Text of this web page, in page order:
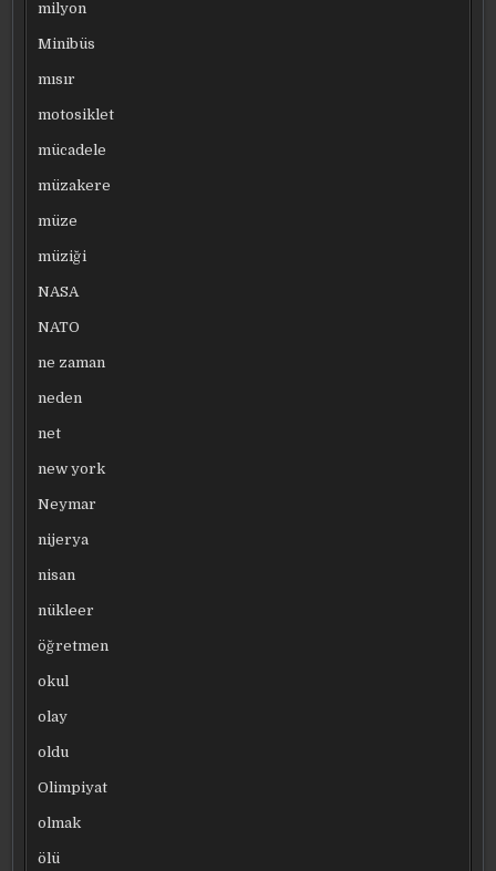
milyon
Minibüs
mısır
motosiklet
mücadele
müzakere
müze
müziği
NASA
NATO
ne zaman
neden
net
new york
Neymar
nijerya
nisan
nükleer
öğretmen
okul
olay
oldu
Olimpiyat
olmak
ölü